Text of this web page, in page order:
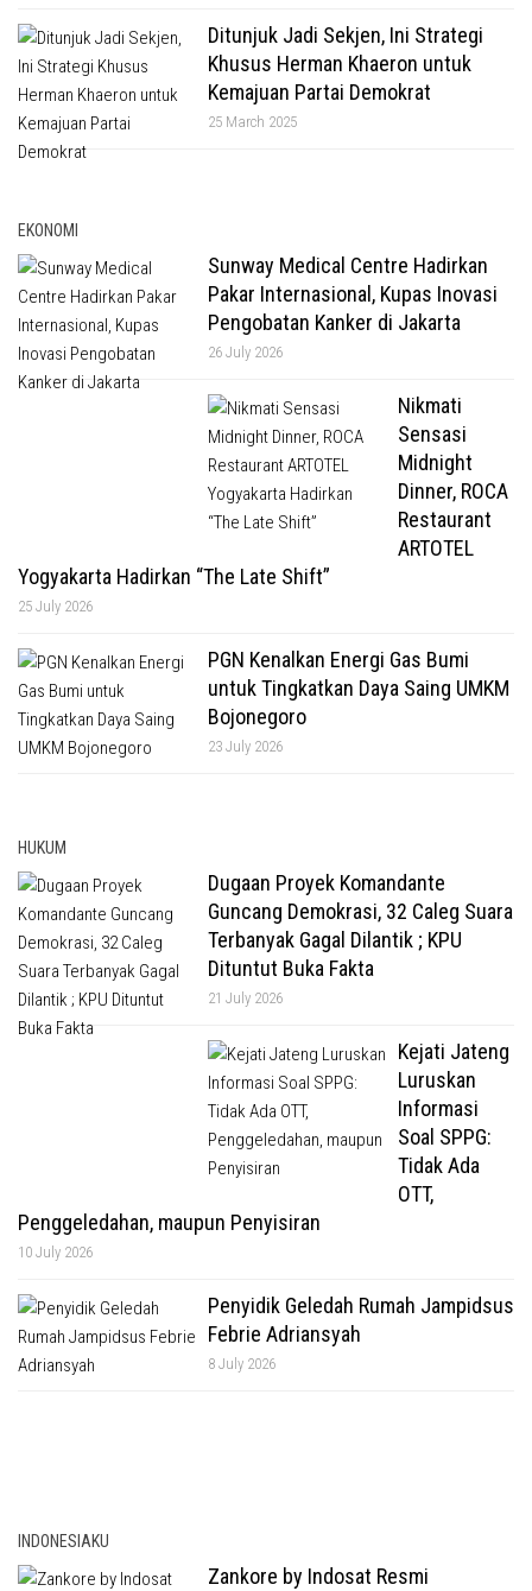
Ditunjuk Jadi Sekjen, Ini Strategi
Khusus Herman Khaeron untuk
Kemajuan Partai Demokrat
25 March 2025
EKONOMI
Sunway Medical Centre Hadirkan
Pakar Internasional, Kupas Inovasi
Pengobatan Kanker di Jakarta
26 July 2026
Nikmati
Sensasi
Midnight
Dinner, ROCA
Restaurant
ARTOTEL
Yogyakarta Hadirkan “The Late Shift”
25 July 2026
PGN Kenalkan Energi Gas Bumi
untuk Tingkatkan Daya Saing UMKM
Bojonegoro
23 July 2026
HUKUM
Dugaan Proyek Komandante
Guncang Demokrasi, 32 Caleg Suara
Terbanyak Gagal Dilantik ; KPU
Dituntut Buka Fakta
21 July 2026
Kejati Jateng
Luruskan
Informasi
Soal SPPG:
Tidak Ada
OTT,
Penggeledahan, maupun Penyisiran
10 July 2026
Penyidik Geledah Rumah Jampidsus
Febrie Adriansyah
8 July 2026
INDONESIAKU
Zankore by Indosat Resmi